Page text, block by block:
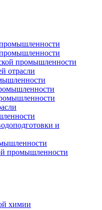
промышленности
отрасли
и
промышленности
химии